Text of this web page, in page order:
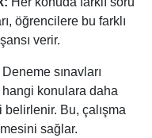
öğrencilere bu farklı
verir.
Deneme sınavları
konulara daha
belirlenir. Bu, çalışma
sağlar.